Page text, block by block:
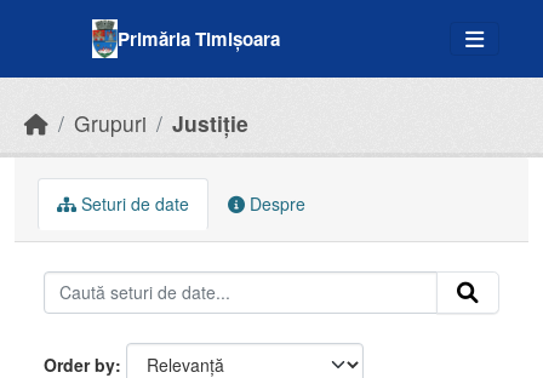
Primăria Timișoara
Grupuri Justiție
Seturi de date Despre
Order by